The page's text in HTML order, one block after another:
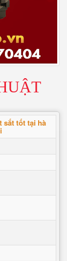
sắt tốt tại hà